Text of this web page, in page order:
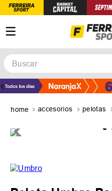
Buscar
TÉRMINOS MÁS BUSCADOS
3.
5. medias
accesorios pelotas